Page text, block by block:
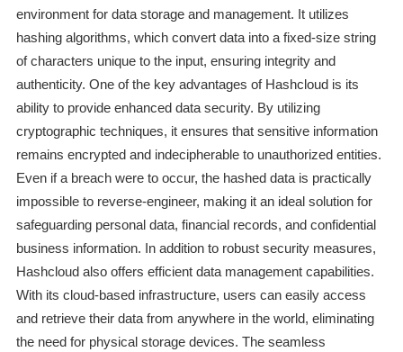
environment for data storage and management. It utilizes
hashing algorithms, which convert data into a fixed-size string
of characters unique to the input, ensuring integrity and
authenticity. One of the key advantages of Hashcloud is its
ability to provide enhanced data security. By utilizing
cryptographic techniques, it ensures that sensitive information
remains encrypted and indecipherable to unauthorized entities.
Even if a breach were to occur, the hashed data is practically
impossible to reverse-engineer, making it an ideal solution for
safeguarding personal data, financial records, and confidential
business information. In addition to robust security measures,
Hashcloud also offers efficient data management capabilities.
With its cloud-based infrastructure, users can easily access
and retrieve their data from anywhere in the world, eliminating
the need for physical storage devices. The seamless